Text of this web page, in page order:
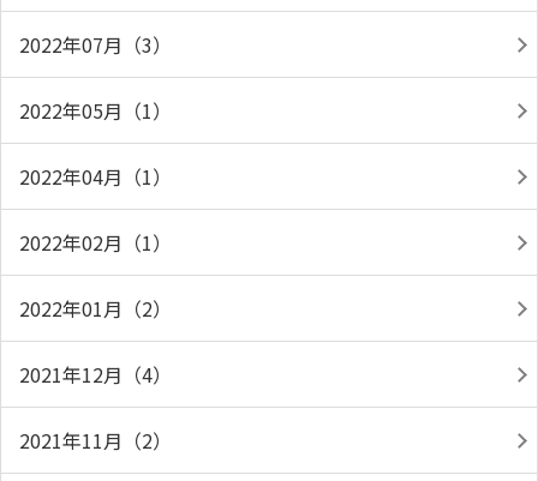
2022年07月（3）
2022年05月（1）
2022年04月（1）
2022年02月（1）
2022年01月（2）
2021年12月（4）
2021年11月（2）